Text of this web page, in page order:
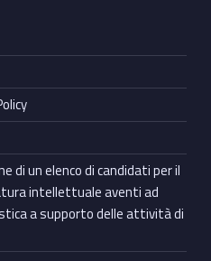
di un elenco di candidati per il
intellettuale aventi ad
a supporto delle attività di